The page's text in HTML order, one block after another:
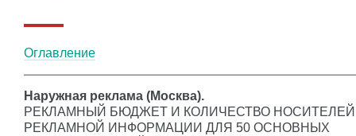
Оглавление
Наружная реклама (Москва).
РЕКЛАМНЫЙ БЮДЖЕТ И КОЛИЧЕСТВО НОСИТЕЛЕЙ
РЕКЛАМНОЙ ИНФОРМАЦИИ ДЛЯ 50 ОСНОВНЫХ